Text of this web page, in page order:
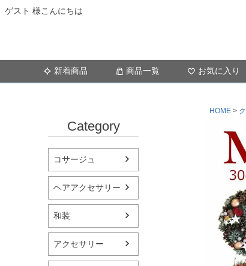
ゲスト 様こんにちは
新着商品 商品一覧 お気に入り
Category
コサージュ
ヘアアクセサリー
和装
アクセサリー
HOME